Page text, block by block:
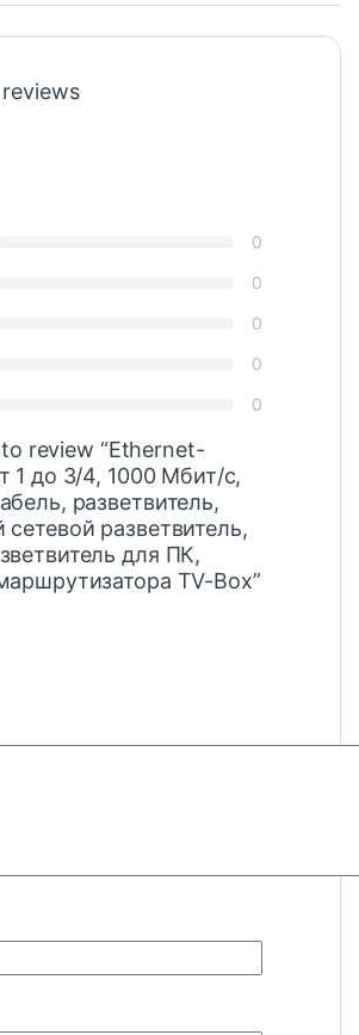
0
0
0
0
0
review “Ethernet-
1 до 3/4, 1000 Мбит/с,
разветвитель,
сетевой разветвитель,
для ПК,
TV-Box”